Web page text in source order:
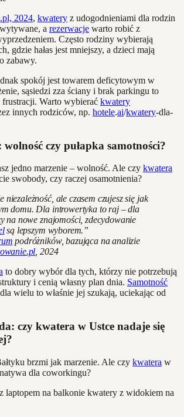
2024, kwatery z udogodnieniami dla rodzin
a rezerwacje warto robić z
Często rodziny wybierają
gdzie hałas jest mniejszy, a dzieci mają
zabawy.
spokój jest towarem deficytowym w
sąsiedzi zza ściany i brak parkingu to
frustracji. Warto wybierać kwatery
innych rodziców, np. hotele.ai/kwatery-dla-
czy pułapka samotności?
jedno marzenie – wolność. Ale czy kwatera
swobody, czy raczej osamotnienia?
niezależność, ale czasem czujesz się jak
domu. Dla introwertyka to raj – dla
na nowe znajomości, zdecydowanie
są lepszym wyborem.”
podróżników, bazująca na analizie
, 2024
to dobry wybór dla tych, którzy nie potrzebują
i cenią własny plan dnia. Samotność
wielu to właśnie jej szukają, uciekając od
czy kwatera w Ustce nadaje się
brzmi jak marzenie. Ale czy kwatera w
dla coworkingu?